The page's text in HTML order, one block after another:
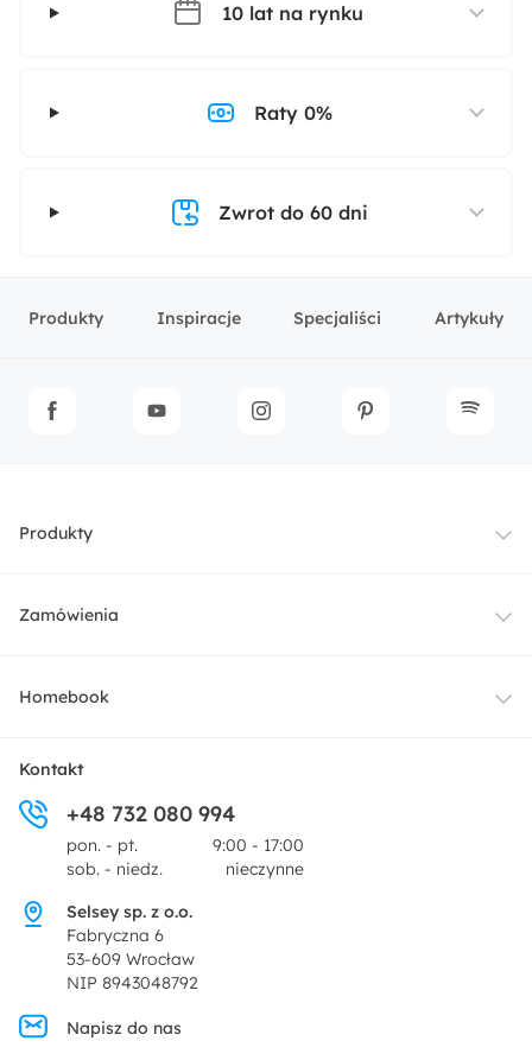
10 lat na rynku
Raty 0%
Zwrot do 60 dni
Produkty Inspiracje Specjaliści Artykuły
Produkty
Meble
Dekoracje i akcesoria
Promocje
Zamówienia
Dostawa
Zwroty
Pytania i odpowiedzi
Homebook
O nas
Centrum prasowe
Regulamin
Polityka prywatności
Kontakt
+48 732 080 994
pon. - pt.
9:00 - 17:00
sob. - niedz.
nieczynne
Selsey sp. z o.o.
Fabryczna 6
53-609 Wrocław
NIP 8943048792
Napisz do nas